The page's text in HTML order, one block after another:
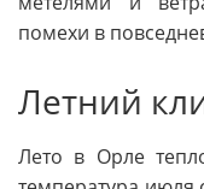
помехи в
Летний
Лето в Орле